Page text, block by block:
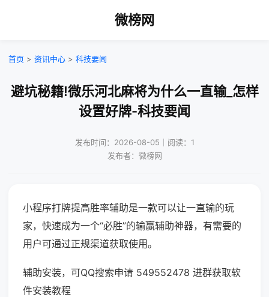
微榜网
首页 > 资讯中心 > 科技要闻
避坑秘籍!微乐河北麻将为什么一直输_怎样
设置好牌-科技要闻
发布时间：2026-08-05｜阅读：1
发布者：微榜网
小程序打牌提高胜率辅助是一款可以让一直输的玩
家，快速成为一个“必胜”的输赢辅助神器，有需要的
用户可通过正规渠道获取使用。
辅助安装，可QQ搜索申请 549552478 进群获取软
件安装教程